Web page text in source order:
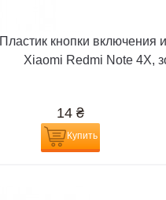
Пластик кнопки включения
Xiaomi Redmi Note 4X,
14 ₴
Купить